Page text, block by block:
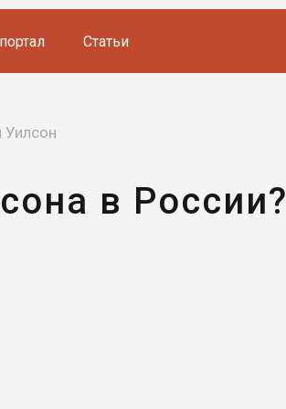
Статьи
Уилсон
в России?